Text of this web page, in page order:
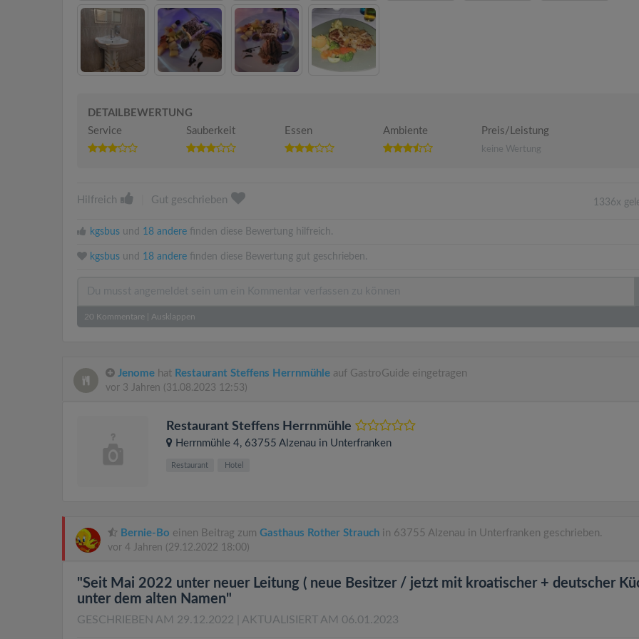
DETAILBEWERTUNG
Service
Sauberkeit Essen Ambiente Preis/Leistung
keine Wertung
Hilfreich Gut geschrieben 1336x
kgsbus und 18 andere finden diese Bewertung hilfreich.
kgsbus und 18 andere finden diese Bewertung gut geschrieben.
20 Kommentare Ausklappen
Jenome hat Restaurant Steffens Herrnmühle auf GastroGuide eingetragen
vor 3 Jahren (31.08.2023 12:53)
Restaurant Steffens Herrnmühle
Herrnmühle 4, 63755 Alzenau in Unterfranken
Restaurant Hotel
Bernie-Bo einen Beitrag zum Gasthaus Rother Strauch in 63755 Alzenau in Unterfranken geschrieben.
vor 4 Jahren (29.12.2022 18:00)
"Seit Mai 2022 unter neuer Leitung ( neue Besitzer / jetzt mit kroatischer + deutscher
unter dem alten Namen"
GESCHRIEBEN AM 29.12.2022 | AKTUALISIERT AM 06.01.2023